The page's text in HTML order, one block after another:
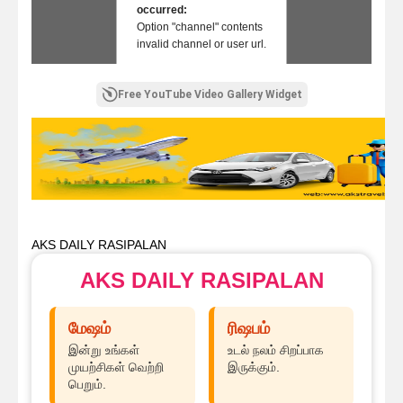
occurred:
Option "channel" contents
invalid channel or user url.
Free YouTube Video Gallery Widget
AKS DAILY RASIPALAN
AKS DAILY RASIPALAN
மேஷம்
இன்று உங்கள்
முயற்சிகள் வெற்றி
பெறும்.
ரிஷபம்
உடல் நலம் சிறப்பாக
இருக்கும்.